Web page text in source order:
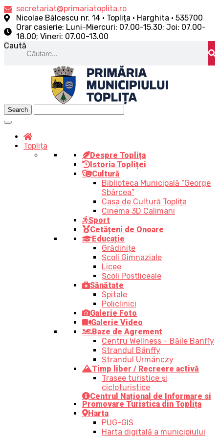
Skip
to
content
secretariat@primariatoplita.ro
Nicolae Bălcescu nr. 14 • Toplița • Harghita • 535700
Orar casierie: Luni-Miercuri: 07.00-15.30; Joi: 07.00-
18.00; Vineri: 07.00-13.00
Caută
Toplița
Despre Toplița
Istoria Topliței
Cultură
Biblioteca Municipală “George
Sbârcea”
Casa de Cultură Toplița
Cinema 3D Calimani
Sport
Cetățeni de Onoare
Educație
Grădinițe
Școli Gimnaziale
Licee
Școli Postliceale
Sănătate
Spitale
Policlinici
Galerie Foto
Galerie Video
Baze de Agrement
Centru Wellness – Băile Banffy
Ștrandul Bánffy
Ștrandul Urmánczy
Timp liber / Recreere activă
Trasee turistice şi
cicloturistice
Centrul Național de Informare si
Promovare Turistica din Toplița
Harta
PUG-GIS
Harta digitală a municipiului